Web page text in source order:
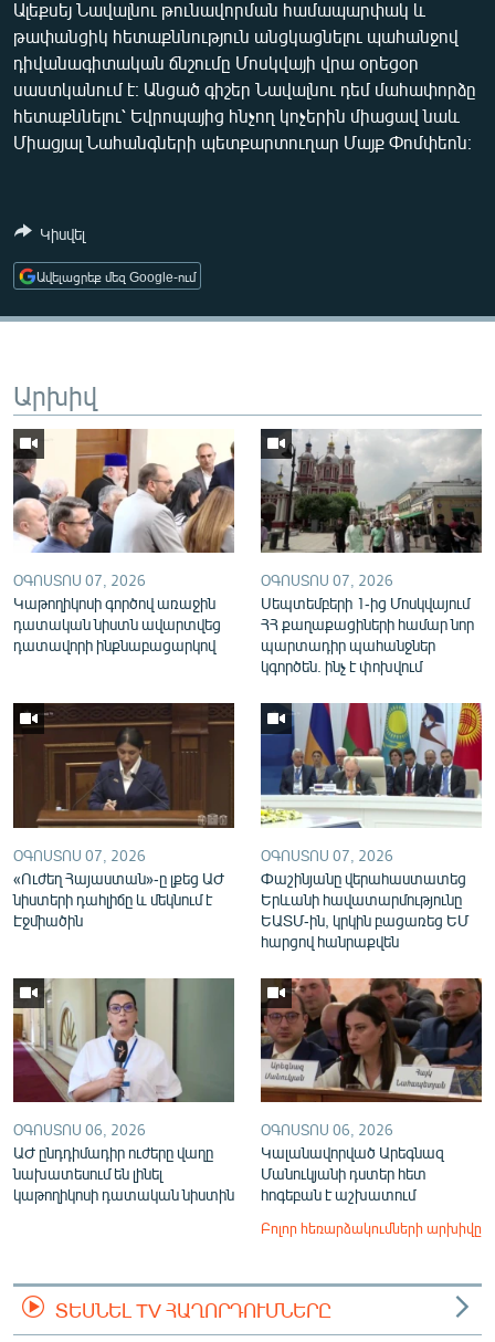
ՏՏ ԵՒ ԻՆՏԵՐՆԵՏ
ԿՈՐՈՆԱՎԻՐՈՒՍ
ԱՐԽԻՎ
ՏԵՍԱՆՅՈՒԹԵՐ
ՁԳՏԵԼՈՎ ԼԱՎԱԳՈՒՅՆԻՆ
ՓՈԴՔԱՍԹ
Русский
ՀԵՏԵՎԵՔ ՄԵԶ
«Ազատության» բոլոր կայքերը
Auto 240p 360p 480p
360p
480p
720p
Ալեքսեյ Նավալնու թունավորման համապարփակ և
թափանցիկ հետաքննություն անցկացնելու պահանջով
դիվանագիտական ճնշումը Մոսկվայի վրա օրեցօր
սաստկանում է։ Անցած գիշեր Նավալնու դեմ մահափորձը
հետաքննելու՝ Եվրոպայից հնչող կոչերին միացավ նաև
Միացյալ Նահանգների պետքարտուղար Մայք Փոմփեոն։
Կիսվել
Ավելացրեք մեզ Google-ում
Արխիվ
ՕԳՈՍՏՈՍ 07, 2026
Կաթողիկոսի գործով առաջին
դատական նիստն ավարտվեց
դատավորի ինքնաբացարկով
ՕԳՈՍՏՈՍ 07, 2026
Սեպտեմբերի 1-ից Մոսկվայում
ՀՀ քաղաքացիների համար նոր
պարտադիր պահանջներ
կգործեն. ինչ է փոխվում
ՕԳՈՍՏՈՍ 07, 2026
«Ուժեղ Հայաստան»-ը լքեց ԱԺ
նիստերի դահլիճը և մեկնում է
Էջմիածին
ՕԳՈՍՏՈՍ 07, 2026
Փաշինյանը վերահաստատեց
Երևանի հավատարմությունը
ԵԱՏՄ-ին, կրկին բացառեց ԵՄ
հարցով հանրաքվեն
ՕԳՈՍՏՈՍ 06, 2026
ԱԺ ընդդիմադիր ուժերը վաղը
նախատեսում են լինել
կաթողիկոսի դատական նիստին
ՕԳՈՍՏՈՍ 06, 2026
Կալանավորված Արեգնազ
Մանուկյանի դստեր հետ
հոգեբան է աշխատում
Բոլոր հեռարձակումների արխիվը
ՏԵՍՆԵԼ TV ՀԱՂՈՐԴՈՒՄՆԵՐԸ